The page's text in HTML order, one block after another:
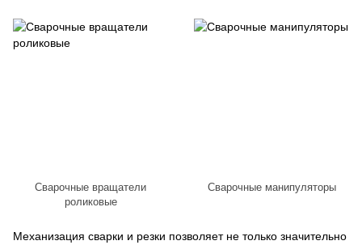
Механизация сварки и резки позволяет не только значительно
Сварочные вращатели
роликовые
Сварочные манипуляторы